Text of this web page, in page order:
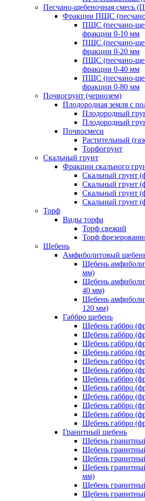
Песчано-щебеночная смесь
Фракции ПЩС
ПЩС (песчано-
фракции 0-10 мм
ПЩС (песчано-
фракции 0-20 мм
ПЩС (песчано-
фракции 0-40 мм
ПЩС (песчано-
фракции 0-80 мм
Почвогрунт (чернозем)
Плодородная земля с
Плодородный
Плодородный
Почвосмеси
Растительный
Торфогрунт
Скальный грунт
Фракции скального
Скальный грунт
Скальный грунт
Скальный грунт
Скальный грунт
Торф
Виды торфа
Торф свежий
Торф
Щебень
Амфиболитовый
Щебень
мм)
Щебень
40 мм)
Щебень
120 мм)
Габбро щебень
Щебень габбро
Щебень габбро
Щебень габбро
Щебень габбро
Щебень габбро
Щебень габбро
Щебень габбро
Щебень габбро
Щебень габбро
Щебень габбро
Щебень габбро
Щебень габбро
Гранитный щебень
Щебень
Щебень
Щебень
Щебень
мм)
Щебень
Щебень